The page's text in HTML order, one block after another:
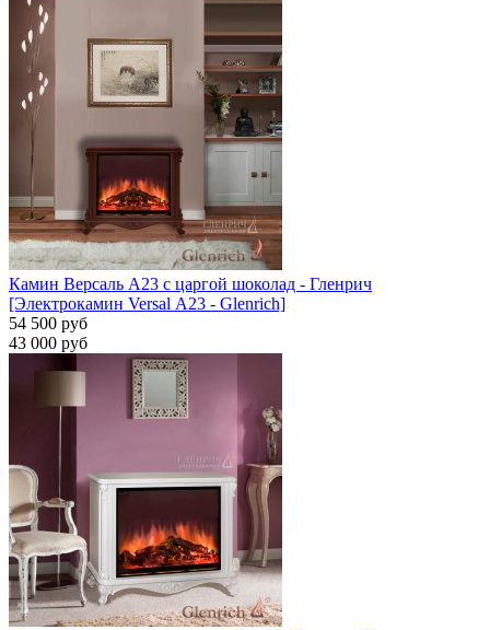
Камин Версаль A23 с царгой шоколад - Гленрич
[Электрокамин Versal А23 - Glenrich]
54 500 руб
43 000 руб